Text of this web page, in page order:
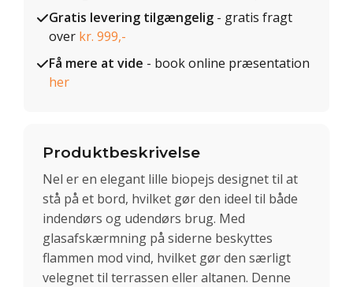
Gratis levering tilgængelig - gratis fragt
over kr. 999,-
Få mere at vide - book online præsentation
her
Produktbeskrivelse
Nel er en elegant lille biopejs designet til at
stå på et bord, hvilket gør den ideel til både
indendørs og udendørs brug. Med
glasafskærmning på siderne beskyttes
flammen mod vind, hvilket gør den særligt
velegnet til terrassen eller altanen. Denne